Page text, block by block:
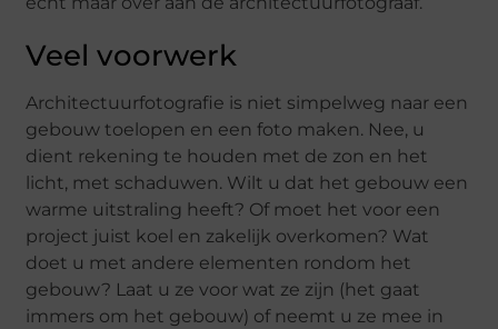
Veel voorwerk
Architectuurfotografie is niet simpelweg naar een
gebouw toelopen en een foto maken. Nee, u
dient rekening te houden met de zon en het
licht, met schaduwen. Wilt u dat het gebouw een
warme uitstraling heeft? Of moet het voor een
project juist koel en zakelijk overkomen? Wat
doet u met andere elementen rondom het
gebouw? Laat u ze voor wat ze zijn (het gaat
immers om het gebouw) of neemt u ze mee in